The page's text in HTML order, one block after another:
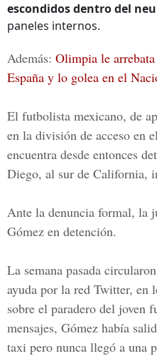
escondidos dentro del
paneles internos.
Además: Olimpia le
España y lo golea en el
El futbolista mexicano, de
en la división de acceso en
encuentra desde entonces
Diego, al sur de California,
Ante la denuncia formal, la
Gómez en detención.
La semana pasada
ayuda por la red Twitter, en
sobre el paradero del joven
mensajes, Gómez había
taxi pero nunca llegó a una